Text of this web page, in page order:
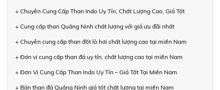
+ Chuyên Cung Cấp Than Indo Uy Tín, Chất Lượng Cao, Giá Tốt
+ Cung cấp than Quảng Ninh chất lượng với giá ưu đãi nhất
+ Chuyên cung cấp than đốt lò hơi chất lượng cao tại miền Nam
+ Đơn vị cung cấp than đá uy tín, chất lượng cao tại miền Nam
+ Đơn Vị Cung Cấp Than Indo Uy Tín – Giá Tốt Tại Miền Nam
+ Bán than đá Quảng Ninh giá tốt chất lượng tại miền Nam